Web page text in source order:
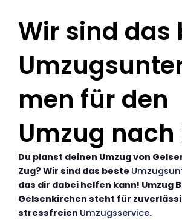
Wir sind das
men für den
Umzug nach
Du planst deinen Umzug von
Zug? Wir sind das beste
das dir dabei helfen kann! Umzug
Gelsenkirchen steht für
stressfreien Umzugsservice.